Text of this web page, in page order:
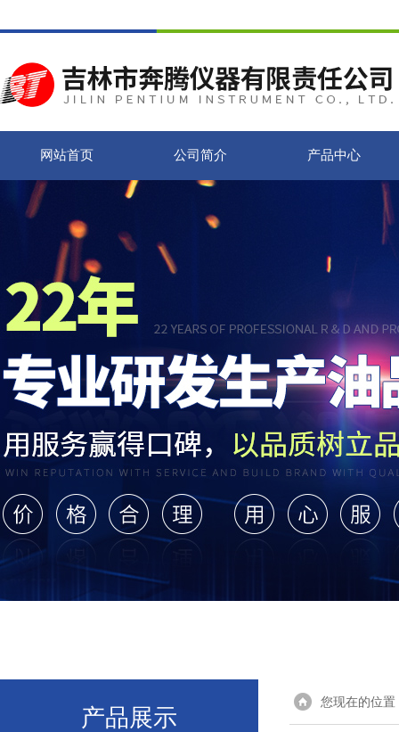
网站首页 公司简介 产品中心
产品展示
您现在的位置